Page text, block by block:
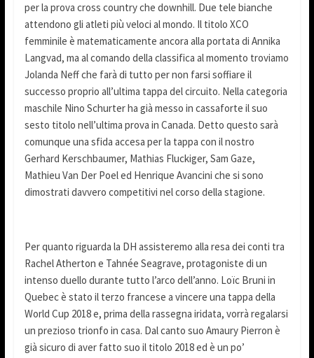
per la prova cross country che downhill. Due tele bianche
attendono gli atleti più veloci al mondo. Il titolo XCO
femminile è matematicamente ancora alla portata di Annika
Langvad, ma al comando della classifica al momento troviamo
Jolanda Neff che farà di tutto per non farsi soffiare il
successo proprio all’ultima tappa del circuito. Nella categoria
maschile Nino Schurter ha già messo in cassaforte il suo
sesto titolo nell’ultima prova in Canada. Detto questo sarà
comunque una sfida accesa per la tappa con il nostro
Gerhard Kerschbaumer, Mathias Fluckiger, Sam Gaze,
Mathieu Van Der Poel ed Henrique Avancini che si sono
dimostrati davvero competitivi nel corso della stagione.
Per quanto riguarda la DH assisteremo alla resa dei conti tra
Rachel Atherton e Tahnée Seagrave, protagoniste di un
intenso duello durante tutto l’arco dell’anno. Loïc Bruni in
Quebec è stato il terzo francese a vincere una tappa della
World Cup 2018 e, prima della rassegna iridata, vorrà regalarsi
un prezioso trionfo in casa. Dal canto suo Amaury Pierron è
già sicuro di aver fatto suo il titolo 2018 ed è un po’